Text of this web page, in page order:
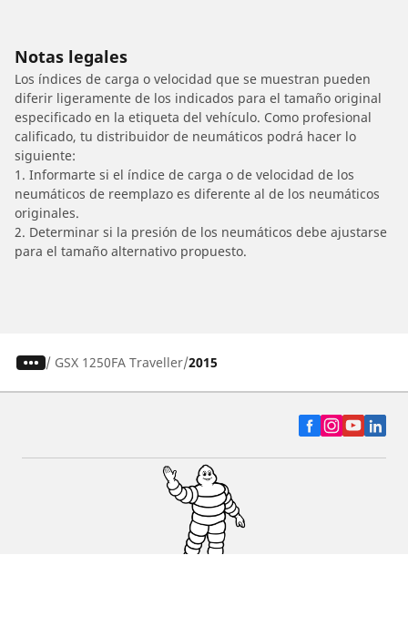
Notas legales
Los índices de carga o velocidad que se muestran pueden
diferir ligeramente de los indicados para el tamaño original
especificado en la etiqueta del vehículo. Como profesional
calificado, tu distribuidor de neumáticos podrá hacer lo
siguiente:
1. Informarte si el índice de carga o de velocidad de los
neumáticos de reemplazo es diferente al de los neumáticos
originales.
2. Determinar si la presión de los neumáticos debe ajustarse
para el tamaño alternativo propuesto.
/ GSX 1250FA Traveller 2015